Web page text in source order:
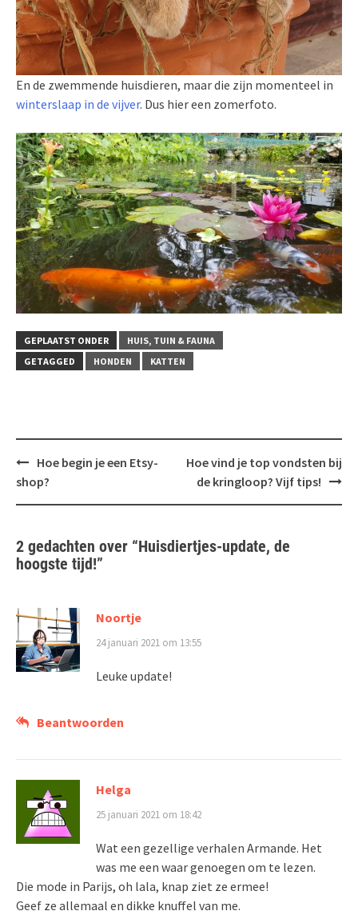
En de zwemmende huisdieren, maar die zijn momenteel in
winterslaap in de vijver. Dus hier een zomerfoto.
GEPLAATST ONDER
HUIS, TUIN & FAUNA
GETAGGED
HONDEN KATTEN
Bericht
navigatie
Hoe begin je een Etsy-
shop?
Hoe vind je top vondsten bij
de kringloop? Vijf tips!
2 gedachten over “Huisdiertjes-update, de
hoogste tijd!”
Noortje
24 januari 2021 om 13:55
Leuke update!
Beantwoorden
Helga
25 januari 2021 om 18:42
Wat een gezellige verhalen Armande. Het
was me een waar genoegen om te lezen.
Die mode in Parijs, oh lala, knap ziet ze ermee!
Geef ze allemaal en dikke knuffel van me.